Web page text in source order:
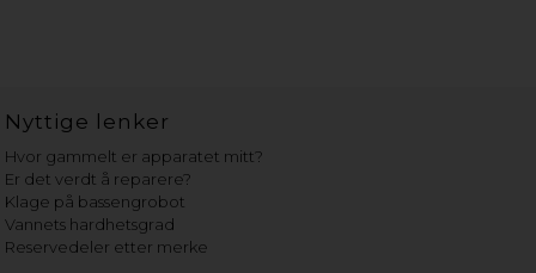
Nyttige lenker
Hvor gammelt er apparatet mitt?
Er det verdt å reparere?
Klage på bassengrobot
Vannets hardhetsgrad
Reservedeler etter merke